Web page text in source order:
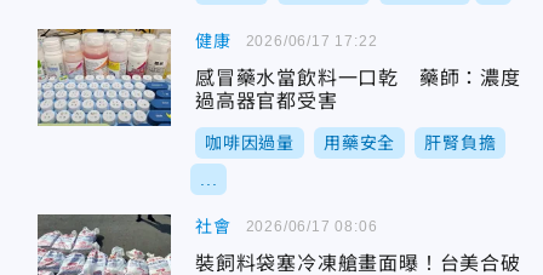
健康
感冒藥水當飲料一口乾 藥師：濃度
過高器官都受害
咖啡因過量 用藥安全 肝腎負擔
2026/06/17 17:22
社會
裝飼料袋塞冷凍艙畫面曝！台美合破
2026/06/17 08:06